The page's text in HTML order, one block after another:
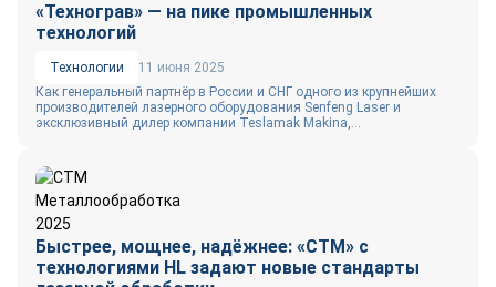
«Технограв» — на пике промышленных
технологий
Технологии
11 июня 2025
Как генеральный партнёр в России и СНГ одного из крупнейших
производителей лазерного оборудования Senfeng Laser и
эксклюзивный дилер компании Teslamak Makina,...
Быстрее, мощнее, надёжнее: «СТМ» с
технологиями HL задают новые стандарты